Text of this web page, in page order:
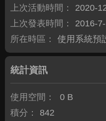
上次活動時間：
2020-
上次發表時間：
2016-
所在時區：
使用系統預
統計資訊
使用空間：
0 B
積分：
842